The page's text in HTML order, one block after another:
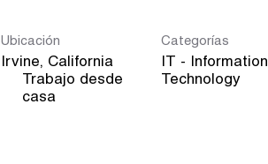
Ubicación
inicio
Trabajo desde
casa
Categorías
IT - Information
Technology